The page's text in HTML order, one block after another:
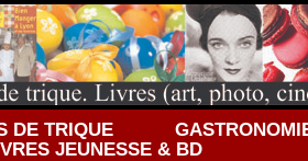
DE TRIQUE
JEUNESSE & BD